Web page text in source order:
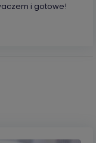
i gotowe!